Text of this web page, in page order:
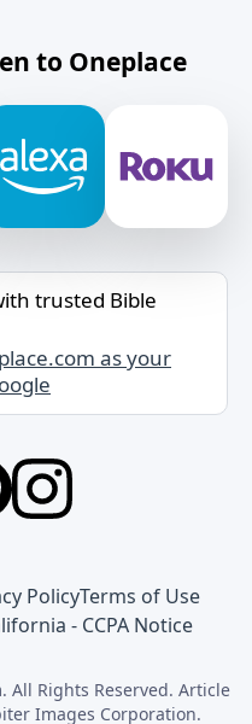
to Oneplace
trusted Bible
as your
PolicyTerms of Use
- CCPA Notice
All Rights Reserved. Article
Images Corporation.